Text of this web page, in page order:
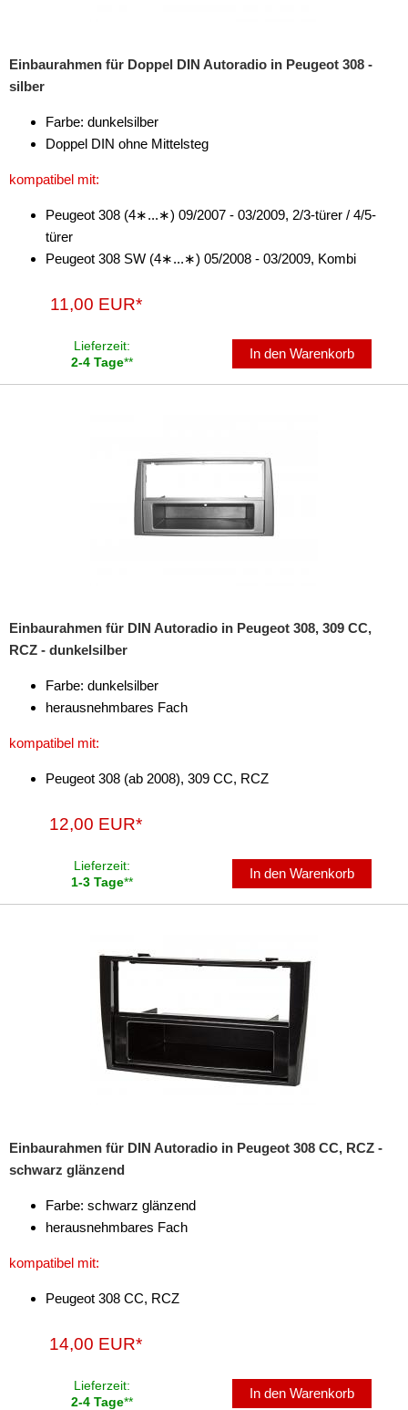
Aux-In-Adapter
CAN-BUS-Adapter
Cinch-Kabel
DAB+
Entriegelung
Fahrzeughalter
Lautsprecheradapter
Lautsprechereinbauset
Marderschutz
Multimediainterface
Parkscheiben
Radioblenden
für Alfa Romeo
für Buick
für Cadillac
für Chevrolet
für Citroen
für Dacia
für Daewoo
Einbaurahmen für Doppel DIN Autoradio in Peugeot 308 -
silber
Farbe: dunkelsilber
Doppel DIN ohne Mittelsteg
kompatibel mit:
Peugeot 308 (4∗...∗) 09/2007 - 03/2009, 2/3-türer / 4/5-
türer
Peugeot 308 SW (4∗...∗) 05/2008 - 03/2009, Kombi
11,00 EUR*
Lieferzeit:
2-4 Tage**
In den Warenkorb
Einbaurahmen für DIN Autoradio in Peugeot 308, 309 CC,
RCZ - dunkelsilber
Farbe: dunkelsilber
herausnehmbares Fach
kompatibel mit:
Peugeot 308 (ab 2008), 309 CC, RCZ
12,00 EUR*
Lieferzeit:
1-3 Tage**
In den Warenkorb
Einbaurahmen für DIN Autoradio in Peugeot 308 CC, RCZ -
schwarz glänzend
Farbe: schwarz glänzend
herausnehmbares Fach
kompatibel mit:
Peugeot 308 CC, RCZ
14,00 EUR*
Lieferzeit:
2-4 Tage**
In den Warenkorb